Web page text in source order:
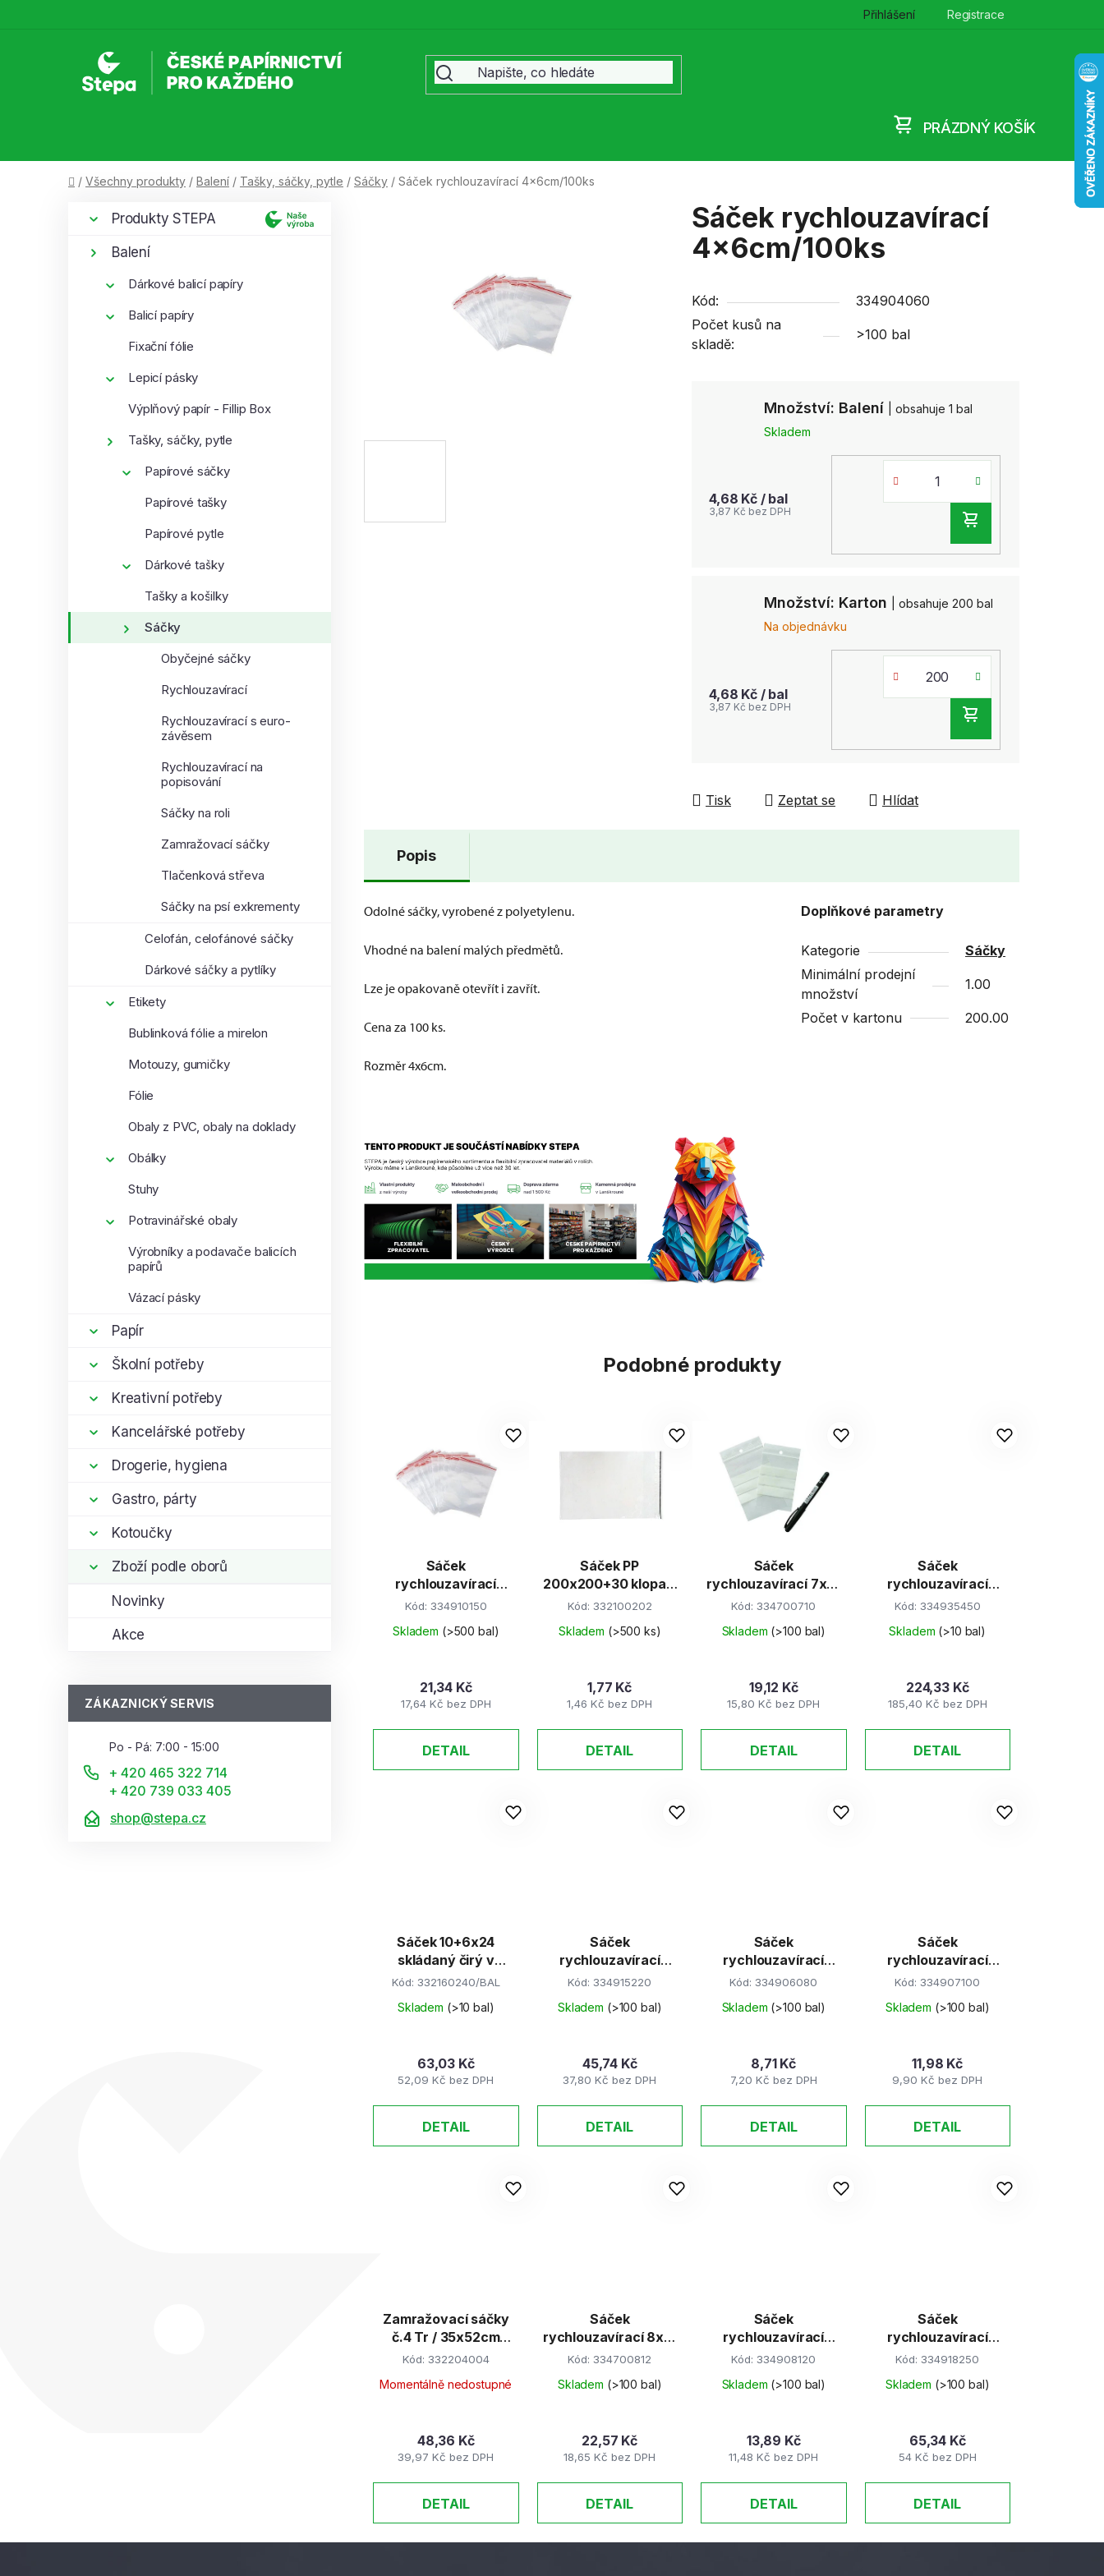
Přihlášení Registrace
PRÁZDNÝ KOŠÍK
Domů
/ Všechny produkty / Balení / Tašky, sáčky, pytle / Sáčky / Sáček rychlouzavírací 4x6cm/100ks
Přeskočit
kategorie
Produkty STEPA
Balení
Dárkové balicí papíry
Balicí papíry
Fixační fólie
Lepicí pásky
Výplňový papír - Fillip Box
Tašky, sáčky, pytle
Papírové sáčky
Papírové tašky
Papírové pytle
Dárkové tašky
Tašky a košilky
Sáčky
Obyčejné sáčky
Rychlouzavírací
Rychlouzavírací s euro-
závěsem
Rychlouzavírací na
popisování
Sáčky na roli
Zamražovací sáčky
Tlačenková střeva
Sáčky na psí exkrementy
Celofán, celofánové sáčky
Dárkové sáčky a pytlíky
Etikety
Bublinková fólie a mirelon
Motouzy, gumičky
Fólie
Obaly z PVC, obaly na doklady
Obálky
Stuhy
Potravinářské obaly
Výrobníky a podavače balicích
papírů
Vázací pásky
Papír
Školní potřeby
Kreativní potřeby
Kancelářské potřeby
Drogerie, hygiena
Gastro, párty
Kotoučky
Zboží podle oborů
Novinky
Akce
ZÁKAZNICKÝ SERVIS
Po - Pá: 7:00 - 15:00
+ 420 465 322 714
+ 420 739 033 405
shop@stepa.cz
Sáček rychlouzavírací
4x6cm/100ks
Množství: Balení
| obsahuje 1 bal
Skladem
4,68 Kč / bal
3,87 Kč bez DPH
KOŠÍKU
Množství: Karton
| obsahuje 200 bal
Na objednávku
4,68 Kč / bal
3,87 Kč bez DPH
KOŠÍKU
Kód:
334904060
Počet kusů na
skladě:
>100 bal
Tisk Zeptat se Hlídat
Popis
Odolné sáčky, vyrobené z polyetylenu.
Vhodné na balení malých předmětů.
Lze je opakovaně otevřít i zavřít.
Cena za 100 ks.
Rozměr 4x6cm.
Doplňkové parametry
Kategorie
Sáčky
Minimální prodejní
množství
1.00
Počet v kartonu 200.00
Podobné produkty
Sáček
rychlouzavírací
10x15cm/100ks
Kód: 334910150
Skladem (>500 bal)
17,64 Kč bez DPH
21,34 Kč
DETAIL
Sáček PP
200x200+30 klopa s
lepicí páskou
Kód: 332100202
Skladem (>500 ks)
1,46 Kč bez DPH
1,77 Kč
DETAIL
Sáček
rychlouzavírací 7x10
cm, s popis.pruhy,
Kód:334700710
Skladem (>100 bal)
15,80 Kč bez DPH
19,12 Kč
DETAIL
Sáček
rychlouzavírací
35x45cm/100ks
Kód: 334935450
Skladem (>10 bal)
185,40 Kč bez DPH
224,33 Kč
DETAIL
Sáček 10+6x24
skládaný čirý v
boxu/1000ks
Kód: 332160240/BAL
Skladem (>10 bal)
52,09 Kč bez DPH
63,03 Kč
DETAIL
Sáček
rychlouzavírací
15x22cm/100ks
Kód:334915220
Skladem (>100 bal)
37,80 Kč bez DPH
45,74 Kč
DETAIL
Sáček
rychlouzavírací
6x8cm/100ks EAN
Kód:334906080
Skladem (>100 bal)
7,20 Kč bez DPH
8,71 Kč
DETAIL
Sáček
rychlouzavírací
7x10cm/100ks
Kód:334907100
Skladem (>100 bal)
9,90 Kč bez DPH
11,98 Kč
DETAIL
Zamražovací sáčky
č.4 Tr / 35x52cm
20ks/bal
Kód: 332204004
Momentálně nedostupné
39,97 Kč bez DPH
48,36 Kč
DETAIL
Sáček
rychlouzavírací 8x12
cm, s popis.pruhy,
Kód:334700812
Skladem (>100 bal)
18,65 Kč bez DPH
22,57 Kč
DETAIL
Sáček
rychlouzavírací
8x12cm/100ks EAN
Kód:334908120
Skladem (>100 bal)
11,48 Kč bez DPH
13,89 Kč
DETAIL
Sáček
rychlouzavírací
18x25cm/100ks
Kód:334918250
Skladem (>100 bal)
54 Kč bez DPH
65,34 Kč
DETAIL